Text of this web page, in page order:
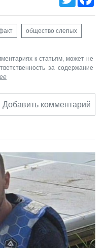
общество слепых
к статьям, может не
за содержание
Добавить комментарий